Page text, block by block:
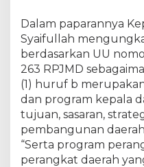
Dalam paparannya
Syaifullah
berdasarkan UU
263 RPJMD
(1) huruf b
dan program kepala
tujuan, sasaran,
pembangunan
“Serta program
perangkat daerah